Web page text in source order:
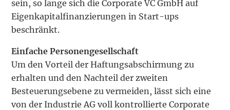
sein, so lange sich die Corporate VC GmbH auf
Eigenkapitalfinanzierungen in Start-ups
beschränkt.
Einfache Personengesellschaft
Um den Vorteil der Haftungsabschirmung zu
erhalten und den Nachteil der zweiten
Besteuerungsebene zu vermeiden, lässt sich eine
von der Industrie AG voll kontrollierte Corporate